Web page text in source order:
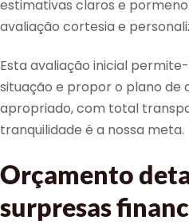
estimativas claros e
avaliação cortesia e
Esta avaliação inicial
situação e propor o plano de
apropriado, com total
tranquilidade é a nossa meta.
Orçamento
surpresas